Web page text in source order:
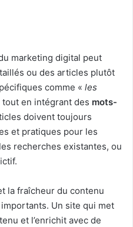
marketing digital peut
ou des articles plutôt
comme « les
tout en intégrant des mots-
doivent toujours
et pratiques pour les
recherches existantes, ou
la fraîcheur du contenu
Un site qui met
et l’enrichit avec de